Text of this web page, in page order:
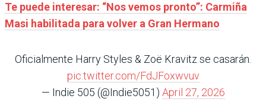
Te puede interesar: “Nos vemos pronto”: Carmiña
Masi habilitada para volver a Gran Hermano
Oficialmente Harry Styles & Zoë Kravitz se casarán.
pic.twitter.com/FdJFoxwvuv
— Indie 505 (@Indie5051) April 27, 2026